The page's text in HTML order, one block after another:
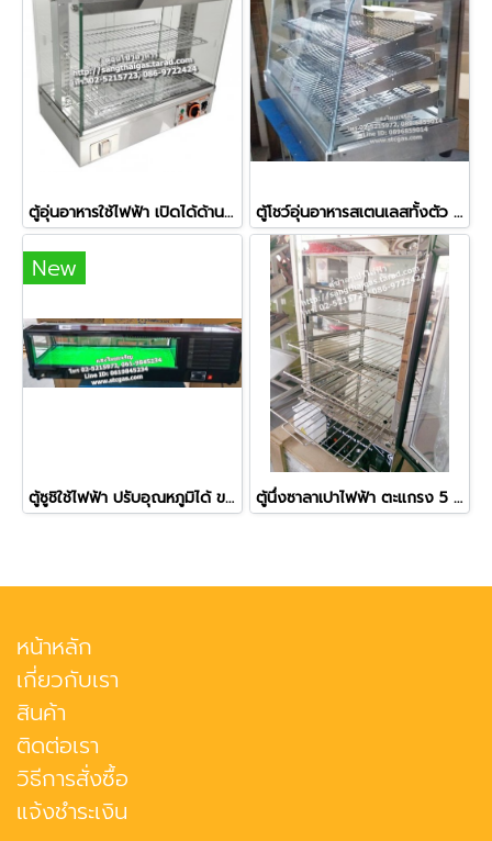
ตู้อุ่นอาหารใช้ไฟฟ้า เปิดได้ด้านหน้า-ด้านหลัง ยี่ห้อเวอร์รี่ รุ่น BV-961 ตู้โชว์อุ่นอาหารสเตนเลสทั้งตัว รุ่น NT-703
New
ตู้ซูชิใช้ไฟฟ้า ปรับอุณหภูมิได้ ขนาด 150 ซม. ตู้นึ่งซาลาเปาไฟฟ้า ตะแกรง 5 ชั้น ยี่ห้อฟราย คิงส์
หน้าหลัก
เกี่ยวกับเรา
สินค้า
ติดต่อเรา
วิธีการสั่งซื้อ
แจ้งชำระเงิน